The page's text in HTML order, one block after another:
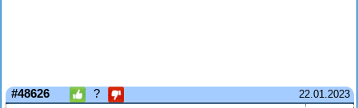
22.01.2023
#48626 ?